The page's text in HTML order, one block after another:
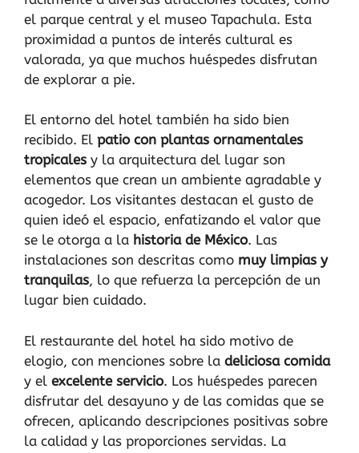
el parque central y el museo Tapachula. Esta
proximidad a puntos de interés cultural es
valorada, ya que muchos huéspedes disfrutan
de explorar a pie.
El entorno del hotel también ha sido bien
recibido. El patio con plantas ornamentales
tropicales y la arquitectura del lugar son
elementos que crean un ambiente agradable y
acogedor. Los visitantes destacan el gusto de
quien ideó el espacio, enfatizando el valor que
se le otorga a la historia de México. Las
instalaciones son descritas como muy limpias y
tranquilas, lo que refuerza la percepción de un
lugar bien cuidado.
El restaurante del hotel ha sido motivo de
elogio, con menciones sobre la deliciosa comida
y el excelente servicio. Los huéspedes parecen
disfrutar del desayuno y de las comidas que se
ofrecen, aplicando descripciones positivas sobre
la calidad y las proporciones servidas. La